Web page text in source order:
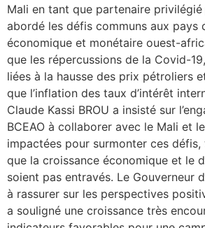
Mali en tant que partenaire privilégié
abordé les défis communs aux pays
économique et monétaire ouest-
que les répercussions de la Covid-
liées à la hausse des prix pétroliers
que l’inflation des taux d’intérêt
Claude Kassi BROU a insisté sur
BCEAO à collaborer avec le Mali et
impactées pour surmonter ces
que la croissance économique et le
soient pas entravés. Le Gouverneur
à rassurer sur les perspectives
a souligné une croissance très